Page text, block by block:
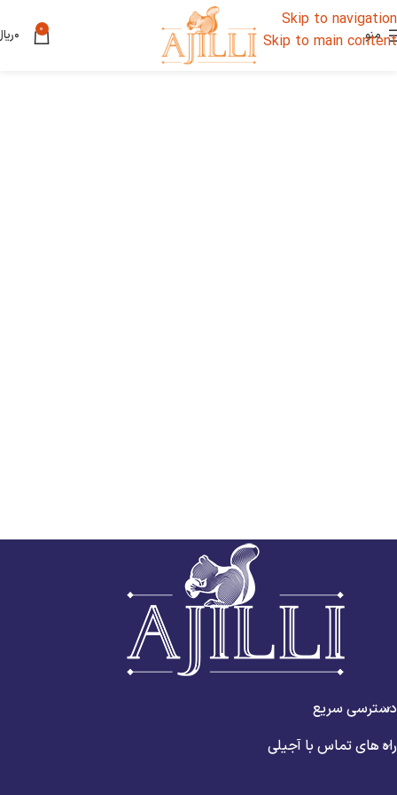
Skip to navigation
Skip to main content
منو 0 ۰
دسترسی سریع
راه های تماس با آجیلی